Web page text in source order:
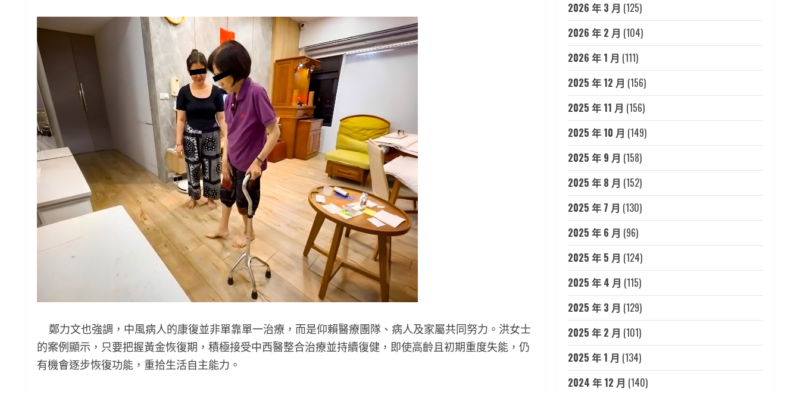
鄭力文也強調，中風病人的康復並非單靠單一治療，而是仰賴醫療團隊、病人及家屬共同努力。洪女士
的案例顯示，只要把握黃金恢復期，積極接受中西醫整合治療並持續復健，即使高齡且初期重度失能，仍
有機會逐步恢復功能，重拾生活自主能力。
2026 年 3 月 (125)
2026 年 2 月 (104)
2026 年 1 月 (111)
2025 年 12 月 (156)
2025 年 11 月 (156)
2025 年 10 月 (149)
2025 年 9 月 (158)
2025 年 8 月 (152)
2025 年 7 月 (130)
2025 年 6 月 (96)
2025 年 5 月 (124)
2025 年 4 月 (115)
2025 年 3 月 (129)
2025 年 2 月 (101)
2025 年 1 月 (134)
2024 年 12 月 (140)